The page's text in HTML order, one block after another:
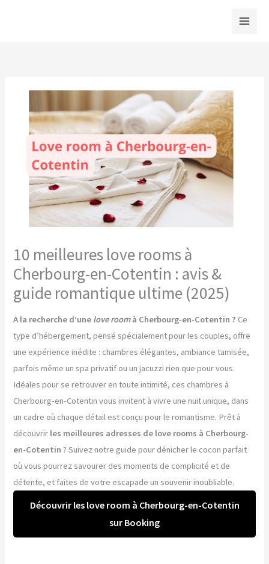
10 meilleures love rooms à
Cherbourg-en-Cotentin : avis &
guide romantique ultime (2025)
A la recherche d’une love roomà Cherbourg-en-Cotentin ? Ce
type d’hébergement, pensé spécialement pour les couples, offre
une expérience inédite : chambres élégantes, ambiance tamisée,
parfois même un spa privatif ou un jacuzzi rien que pour vous.
Idéales pour se retrouver en toute intimité, ces chambres à
Cherbourg-en-Cotentin vous invitent à vivre une nuit unique, dans
un cadre où chaque détail est conçu pour le romantisme. Prêt à
découvrir les meilleures adresses de love rooms à Cherbourg-
en-Cotentin ? Suivez notre guide pour dénicher le cocon parfait
où vous pourrez savourer des moments de complicité et de
détente, et faites de votre escapade un souvenir inoubliable.
Découvrir les love room à Cherbourg-en-Cotentin
sur Booking